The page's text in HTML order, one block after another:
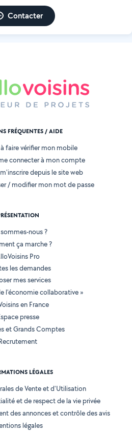
Contacter
FRÉQUENTES / AIDE
faire vérifier mon mobile
connecter à mon compte
depuis le site web
/ modifier mon mot de passe
nous ?
ça marche ?
Pro
les demandes
mes services
l'économie collaborative »
en France
presse
et Grands Comptes
LÉGALES
de Vente et d'Utilisation
et de respect de la vie privée
des annonces et contrôle des avis
légales